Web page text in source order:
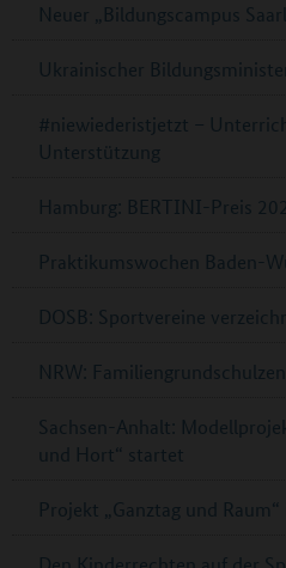
Neuer „Bildungscampus
Ukrainischer
#niewiederistjetzt –
Unterstützung
Hamburg: BERTINI-Preis
Praktikumswochen Baden-
DOSB: Sportvereine
NRW:
Sachsen-Anhalt:
und Hort“ startet
Projekt „Ganztag und